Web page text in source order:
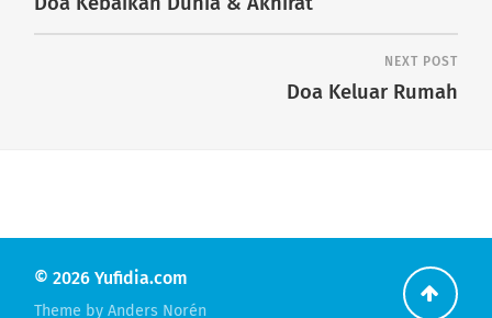
NEXT POST
Doa Keluar Rumah
© 2026Yufidia.com
Theme byAnders Norén
Go